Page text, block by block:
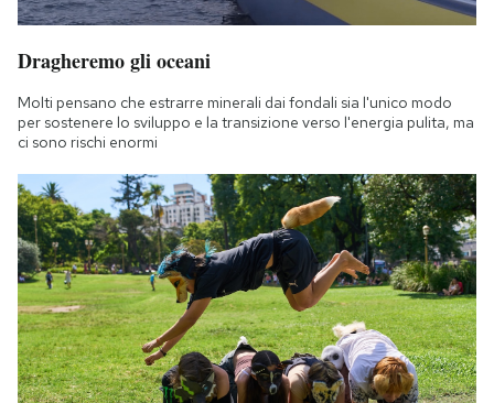
Dragheremo gli oceani
Molti pensano che estrarre minerali dai fondali sia l'unico modo
per sostenere lo sviluppo e la transizione verso l'energia pulita, ma
ci sono rischi enormi